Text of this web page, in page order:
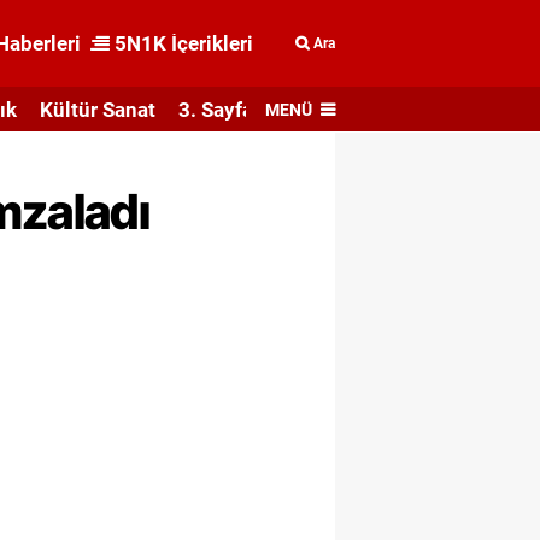
5N1K İçerikleri Ara
Kültür Sanat 3. Sayfa MENÜ